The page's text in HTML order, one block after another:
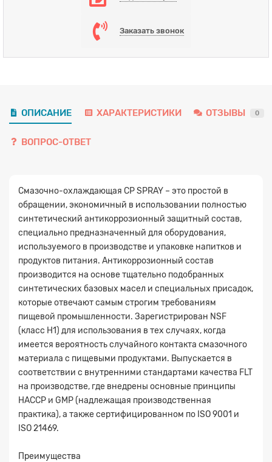
Заказать звонок
ОПИСАНИЕ ХАРАКТЕРИСТИКИ ОТЗЫВЫ 0
ВОПРОС-ОТВЕТ
Смазочно-охлаждающая CP SPRAY – это простой в
обращении, экономичный в использовании полностью
синтетический антикоррозионный защитный состав,
специально предназначенный для оборудования,
используемого в производстве и упаковке напитков и
продуктов питания. Антикоррозионный состав
производится на основе тщательно подобранных
синтетических базовых масел и специальных присадок,
которые отвечают самым строгим требованиям
пищевой промышленности. Зарегистрирован NSF
(класс Н1) для использования в тех случаях, когда
имеется вероятность случайного контакта смазочного
материала с пищевыми продуктами. Выпускается в
соответствии с внутренними стандартами качества FLT
на производстве, где внедрены основные принципы
HACCP и GMP (надлежащая производственная
практика), а также сертифицированном по ISO 9001 и
ISO 21469.
Преимущества